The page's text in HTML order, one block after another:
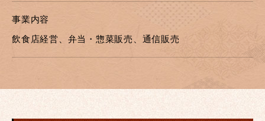
事業内容
飲食店経営、弁当・惣菜販売、通信販売